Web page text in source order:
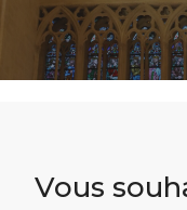
Vous